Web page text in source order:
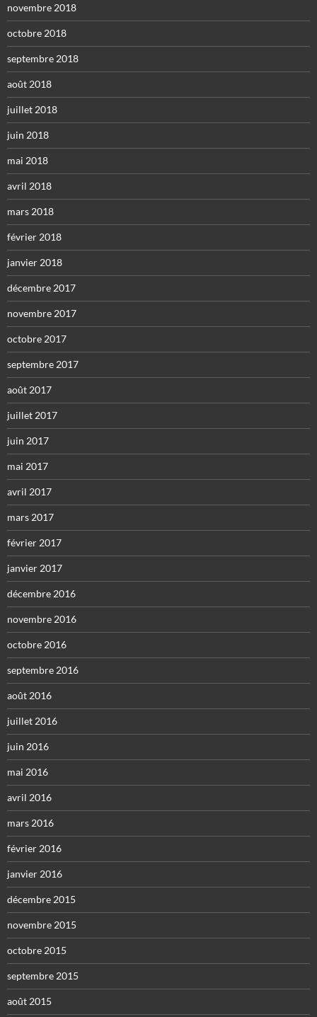
novembre 2018
octobre 2018
septembre 2018
août 2018
juillet 2018
juin 2018
mai 2018
avril 2018
mars 2018
février 2018
janvier 2018
décembre 2017
novembre 2017
octobre 2017
septembre 2017
août 2017
juillet 2017
juin 2017
mai 2017
avril 2017
mars 2017
février 2017
janvier 2017
décembre 2016
novembre 2016
octobre 2016
septembre 2016
août 2016
juillet 2016
juin 2016
mai 2016
avril 2016
mars 2016
février 2016
janvier 2016
décembre 2015
novembre 2015
octobre 2015
septembre 2015
août 2015